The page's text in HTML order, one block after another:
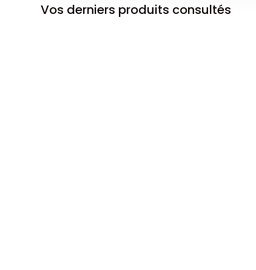
Vos derniers produits consultés